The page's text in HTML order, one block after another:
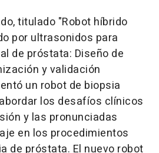
titulado "Robot híbrido
por ultrasonidos para
de próstata: Diseño de
y validación
un robot de biopsia
los desafíos clínicos
y las pronunciadas
en los procedimientos
de próstata. El nuevo robot